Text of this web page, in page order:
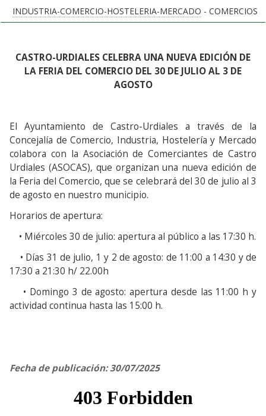
INDUSTRIA-COMERCIO-HOSTELERIA-MERCADO - COMERCIOS
CASTRO-URDIALES CELEBRA UNA NUEVA EDICIÓN DE
LA FERIA DEL COMERCIO DEL 30 DE JULIO AL 3 DE
AGOSTO
El Ayuntamiento de Castro-Urdiales a través de la
Concejalía de Comercio, Industria, Hostelería y Mercado
colabora con la Asociación de Comerciantes de Castro
Urdiales (ASOCAS), que organizan una nueva edición de
la Feria del Comercio, que se celebrará del 30 de julio al 3
de agosto en nuestro municipio.
Horarios de apertura:
• Miércoles 30 de julio: apertura al público a las 17:30 h.
• Días 31 de julio, 1 y 2 de agosto: de 11:00 a 14:30 y de
17:30 a 21:30 h/ 22.00h
• Domingo 3 de agosto: apertura desde las 11:00 h y
actividad continua hasta las 15:00 h.
Fecha de publicación: 30/07/2025